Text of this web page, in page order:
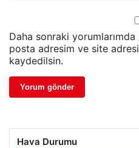
Daha sonraki yorumlarımda
posta adresim ve site
kaydedilsin.
Hava Durumu